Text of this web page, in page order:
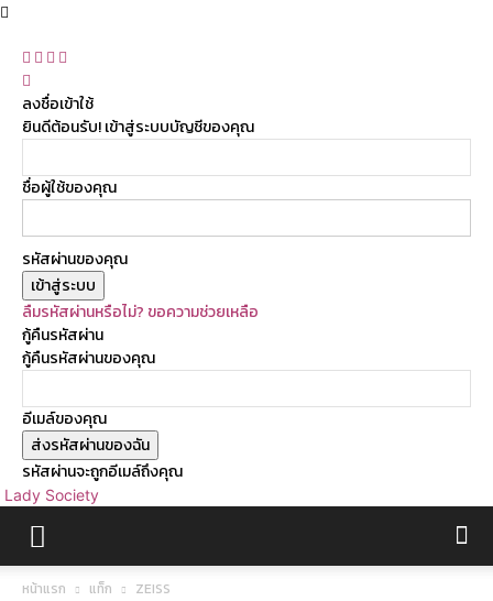
ลงชื่อเข้าใช้
ยินดีต้อนรับ! เข้าสู่ระบบบัญชีของคุณ
ชื่อผู้ใช้ของคุณ
รหัสผ่านของคุณ
ลืมรหัสผ่านหรือไม่? ขอความช่วยเหลือ
กู้คืนรหัสผ่าน
กู้คืนรหัสผ่านของคุณ
อีเมล์ของคุณ
รหัสผ่านจะถูกอีเมล์ถึงคุณ
Lady Society
หน้าแรก แท็ก ZEISS